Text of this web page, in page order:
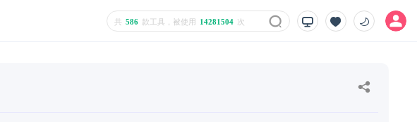
共 586 款工具，被使用 14281504 次